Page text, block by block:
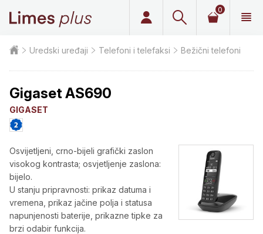
0
Uredski uređaji Telefoni i telefaksi Bežični telefoni
Gigaset AS690
GIGASET
Osvijetljeni, crno-bijeli grafički zaslon
visokog kontrasta; osvjetljenje zaslona:
bijelo.
U stanju pripravnosti: prikaz datuma i
vremena, prikaz jačine polja i statusa
napunjenosti baterije, prikazne tipke za
brzi odabir funkcija.